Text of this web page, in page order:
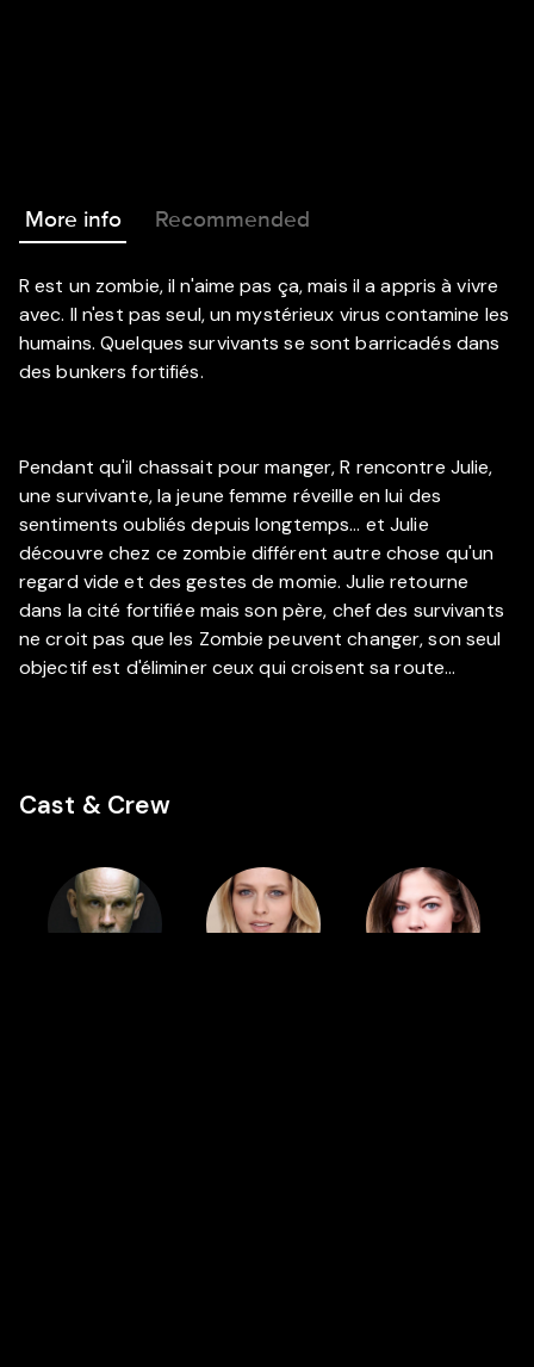
More info Recommended
R est un zombie, il n'aime pas ça, mais il a appris à vivre
avec. Il n'est pas seul, un mystérieux virus contamine les
humains. Quelques survivants se sont barricadés dans
des bunkers fortifiés.
Pendant qu'il chassait pour manger, R rencontre Julie,
une survivante, la jeune femme réveille en lui des
sentiments oubliés depuis longtemps... et Julie
découvre chez ce zombie différent autre chose qu'un
regard vide et des gestes de momie. Julie retourne
dans la cité fortifiée mais son père, chef des survivants
ne croit pas que les Zombie peuvent changer, son seul
objectif est d'éliminer ceux qui croisent sa route...
Cast & Crew